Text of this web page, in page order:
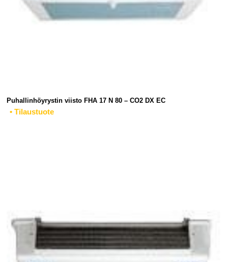
Puhallinhöyrystin viisto FHA 17 N 80 – CO2 DX EC
• Tilaustuote